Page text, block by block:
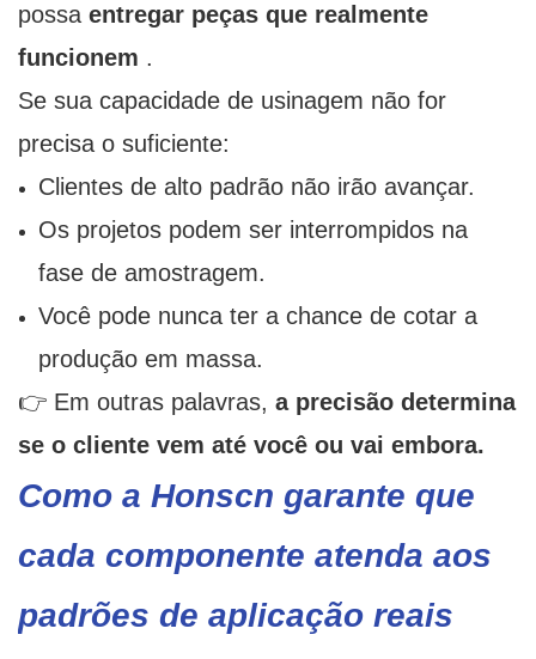
possa entregar peças que realmente
funcionem .
Se sua capacidade de usinagem não for
precisa o suficiente:
Clientes de alto padrão não irão avançar.
Os projetos podem ser interrompidos na
fase de amostragem.
Você pode nunca ter a chance de cotar a
produção em massa.
👉 Em outras palavras, a precisão determina
se o cliente vem até você ou vai embora.
Como a Honscn garante que
cada componente atenda aos
padrões de aplicação reais